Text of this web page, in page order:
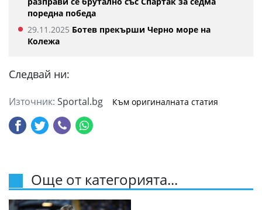
поредна победа
29.11.2025 Ботев прекърши Черно море на
Колежа
Следвай ни:
Източник: Sportal.bg Към оригиналната статия
Още от категорията...